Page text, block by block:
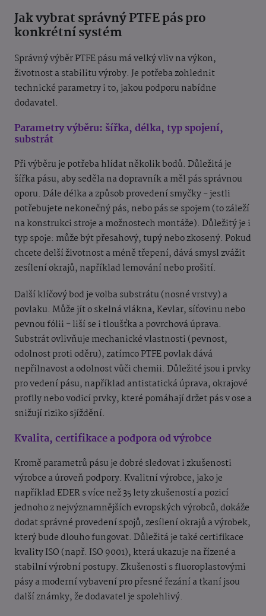
Jak vybrat správný PTFE pás pro
konkrétní systém
Správný výběr PTFE pásu má velký vliv na výkon,
životnost a stabilitu výroby. Je potřeba zohlednit
technické parametry i to, jakou podporu nabídne
dodavatel.
Parametry výběru: šířka, délka, typ spojení,
substrát
Při výběru je potřeba hlídat několik bodů. Důležitá je
šířka pásu, aby seděla na dopravník a měl pás správnou
oporu. Dále délka a způsob provedení smyčky - jestli
potřebujete nekonečný pás, nebo pás se spojem (to záleží
na konstrukci stroje a možnostech montáže). Důležitý je i
typ spoje: může být přesahový, tupý nebo zkosený. Pokud
chcete delší životnost a méně třepení, dává smysl zvážit
zesílení okrajů, například lemování nebo prošití.
Další klíčový bod je volba substrátu (nosné vrstvy) a
povlaku. Může jít o skelná vlákna, Kevlar, síťovinu nebo
pevnou fólii - liší se i tloušťka a povrchová úprava.
Substrát ovlivňuje mechanické vlastnosti (pevnost,
odolnost proti oděru), zatímco PTFE povlak dává
nepřilnavost a odolnost vůči chemii. Důležité jsou i prvky
pro vedení pásu, například antistatická úprava, okrajové
profily nebo vodicí prvky, které pomáhají držet pás v ose a
snižují riziko sjíždění.
Kvalita, certifikace a podpora od výrobce
Kromě parametrů pásu je dobré sledovat i zkušenosti
výrobce a úroveň podpory. Kvalitní výrobce, jako je
například EDER s více než 35 lety zkušeností a pozicí
jednoho z nejvýznamnějších evropských výrobců, dokáže
dodat správné provedení spojů, zesílení okrajů a výrobek,
který bude dlouho fungovat. Důležitá je také certifikace
kvality ISO (např. ISO 9001), která ukazuje na řízené a
stabilní výrobní postupy. Zkušenosti s fluoroplastovými
pásy a moderní vybavení pro přesné řezání a tkaní jsou
další známky, že dodavatel je spolehlivý.